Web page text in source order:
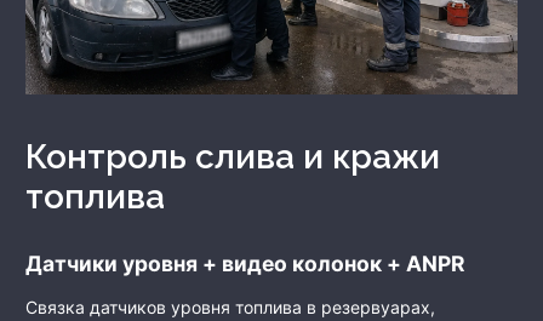
Контроль слива и кражи
топлива
Датчики уровня + видео колонок + ANPR
Связка датчиков уровня топлива в резервуарах,